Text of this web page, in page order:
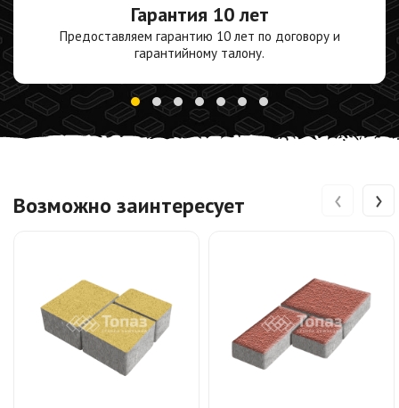
Гарантия 10 лет
Предоставляем гарантию 10 лет по договору и
гарантийному талону.
Возможно заинтересует ‹ ›